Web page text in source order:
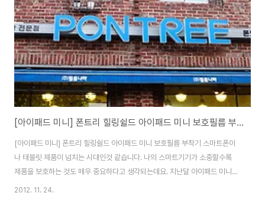
[아이패드 미니] 폰트리 힐링쉴드 아이패드 미니 보호필름 부착기
[아이패드 미니] 폰트리 힐링쉴드 아이패드 미니 보호필름 부착기 스마트폰이
나 태블릿 제품이 넘치는 시대인것 같습니다. 나의 스마트기기가 소중할수록
제품을 보호하는 것도 매우 중요하다고 생각되는데요. 지난달 아이패드 미니를
구매 후 별도의 케이스와 필름을 부착하지 않고 사용하다가 비싼 고가 제품인
2012. 11. 24.